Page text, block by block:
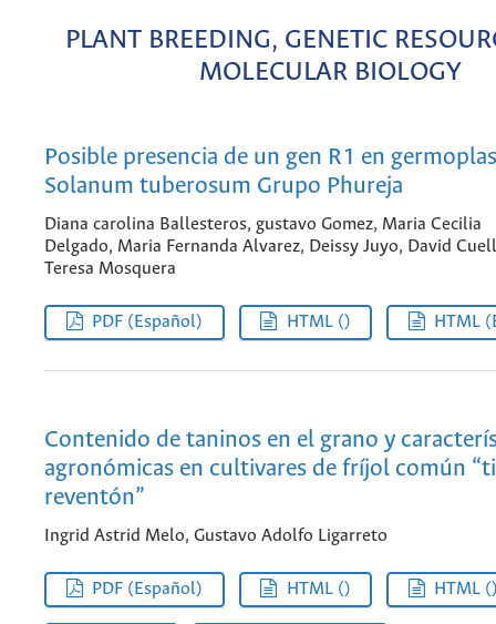
PLANT BREEDING, GENETIC
MOLECULAR BIOLOGY
Posible presencia de un gen R1 en
Solanum tuberosum Grupo Phureja
Diana carolina Ballesteros, gustavo Gomez, Maria Cecilia
Delgado, Maria Fernanda Alvarez, Deissy Juyo, David
Teresa Mosquera
PDF (Español) HTML () HTML
Contenido de taninos en el grano y
agronómicas en cultivares de fríjol común
reventón”
Ingrid Astrid Melo, Gustavo Adolfo Ligarreto
PDF (Español) HTML () HTML